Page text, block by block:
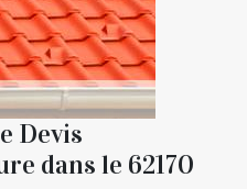
Devis
dans le 62170